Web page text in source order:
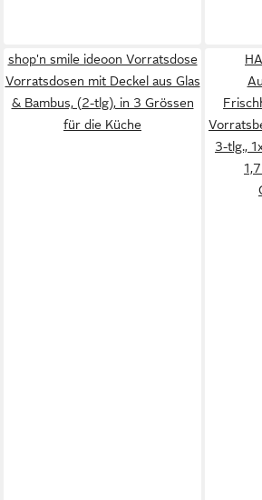
shop'n smile ideoon Vorratsdose
Vorratsdosen mit Deckel aus Glas
& Bambus, (2-tlg), in 3 Grössen
für die Küche
3-tlg.,